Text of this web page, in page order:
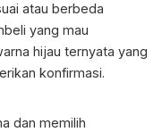
atau berbeda
yang mau
hijau ternyata yang
konfirmasi.
dan memilih